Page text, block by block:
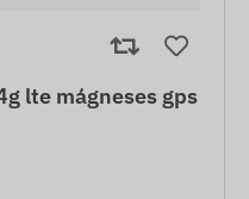
lte mágneses gps